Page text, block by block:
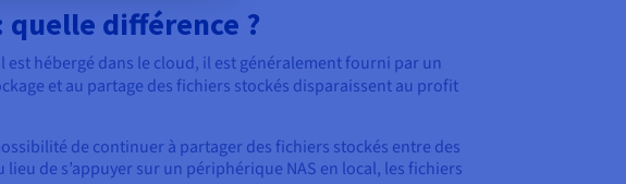
quelle différence ?
hébergé dans le cloud, il est généralement fourni par un
et au partage des fichiers stockés disparaissent au profit
de continuer à partager des fichiers stockés entre des
de s’appuyer sur un périphérique NAS en local, les fichiers